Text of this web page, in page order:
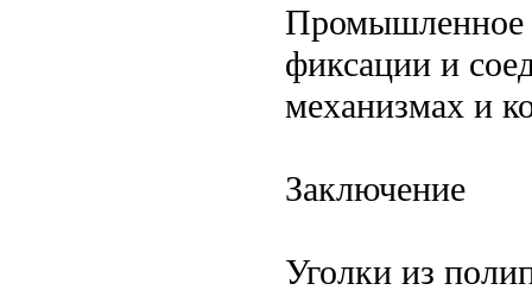
Промышленное
фиксации и
механизмах и
Заключение
Уголки из